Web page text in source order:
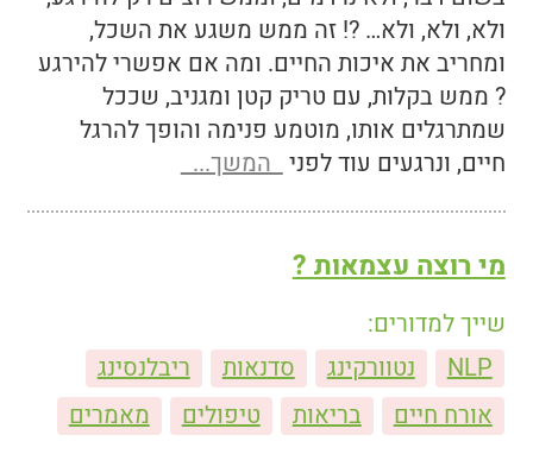
ולא, ולא, ולא… ?! זה ממש משגע את השכל,
ומחריב את איכות החיים. ומה אם אפשרי להירגע
? ממש בקלות, עם טריק קטן ומגניב, שככל
שמתרגלים אותו, מוטמע פנימה והופך להרגל
חיים, ונרגעים עוד לפניהמשך...
מי רוצה עצמאות ?
שייך למדורים:
NLP
נטוורקינג סדנאות
ריבלנסינג
אורח חיים
בריאות טיפולים
מאמרים